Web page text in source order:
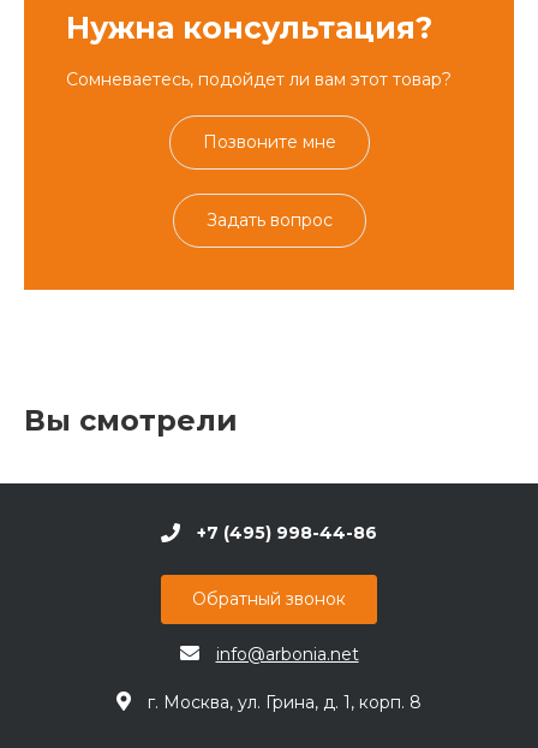
Нужна консультация?
Сомневаетесь, подойдет ли вам этот товар?
Позвоните мне
Задать вопрос
Вы смотрели
+7 (495) 998-44-86
Обратный звонок
info@arbonia.net
г. Москва, ул. Грина, д. 1, корп. 8